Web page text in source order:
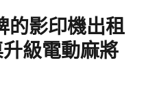
的影印機出租
級電動麻將